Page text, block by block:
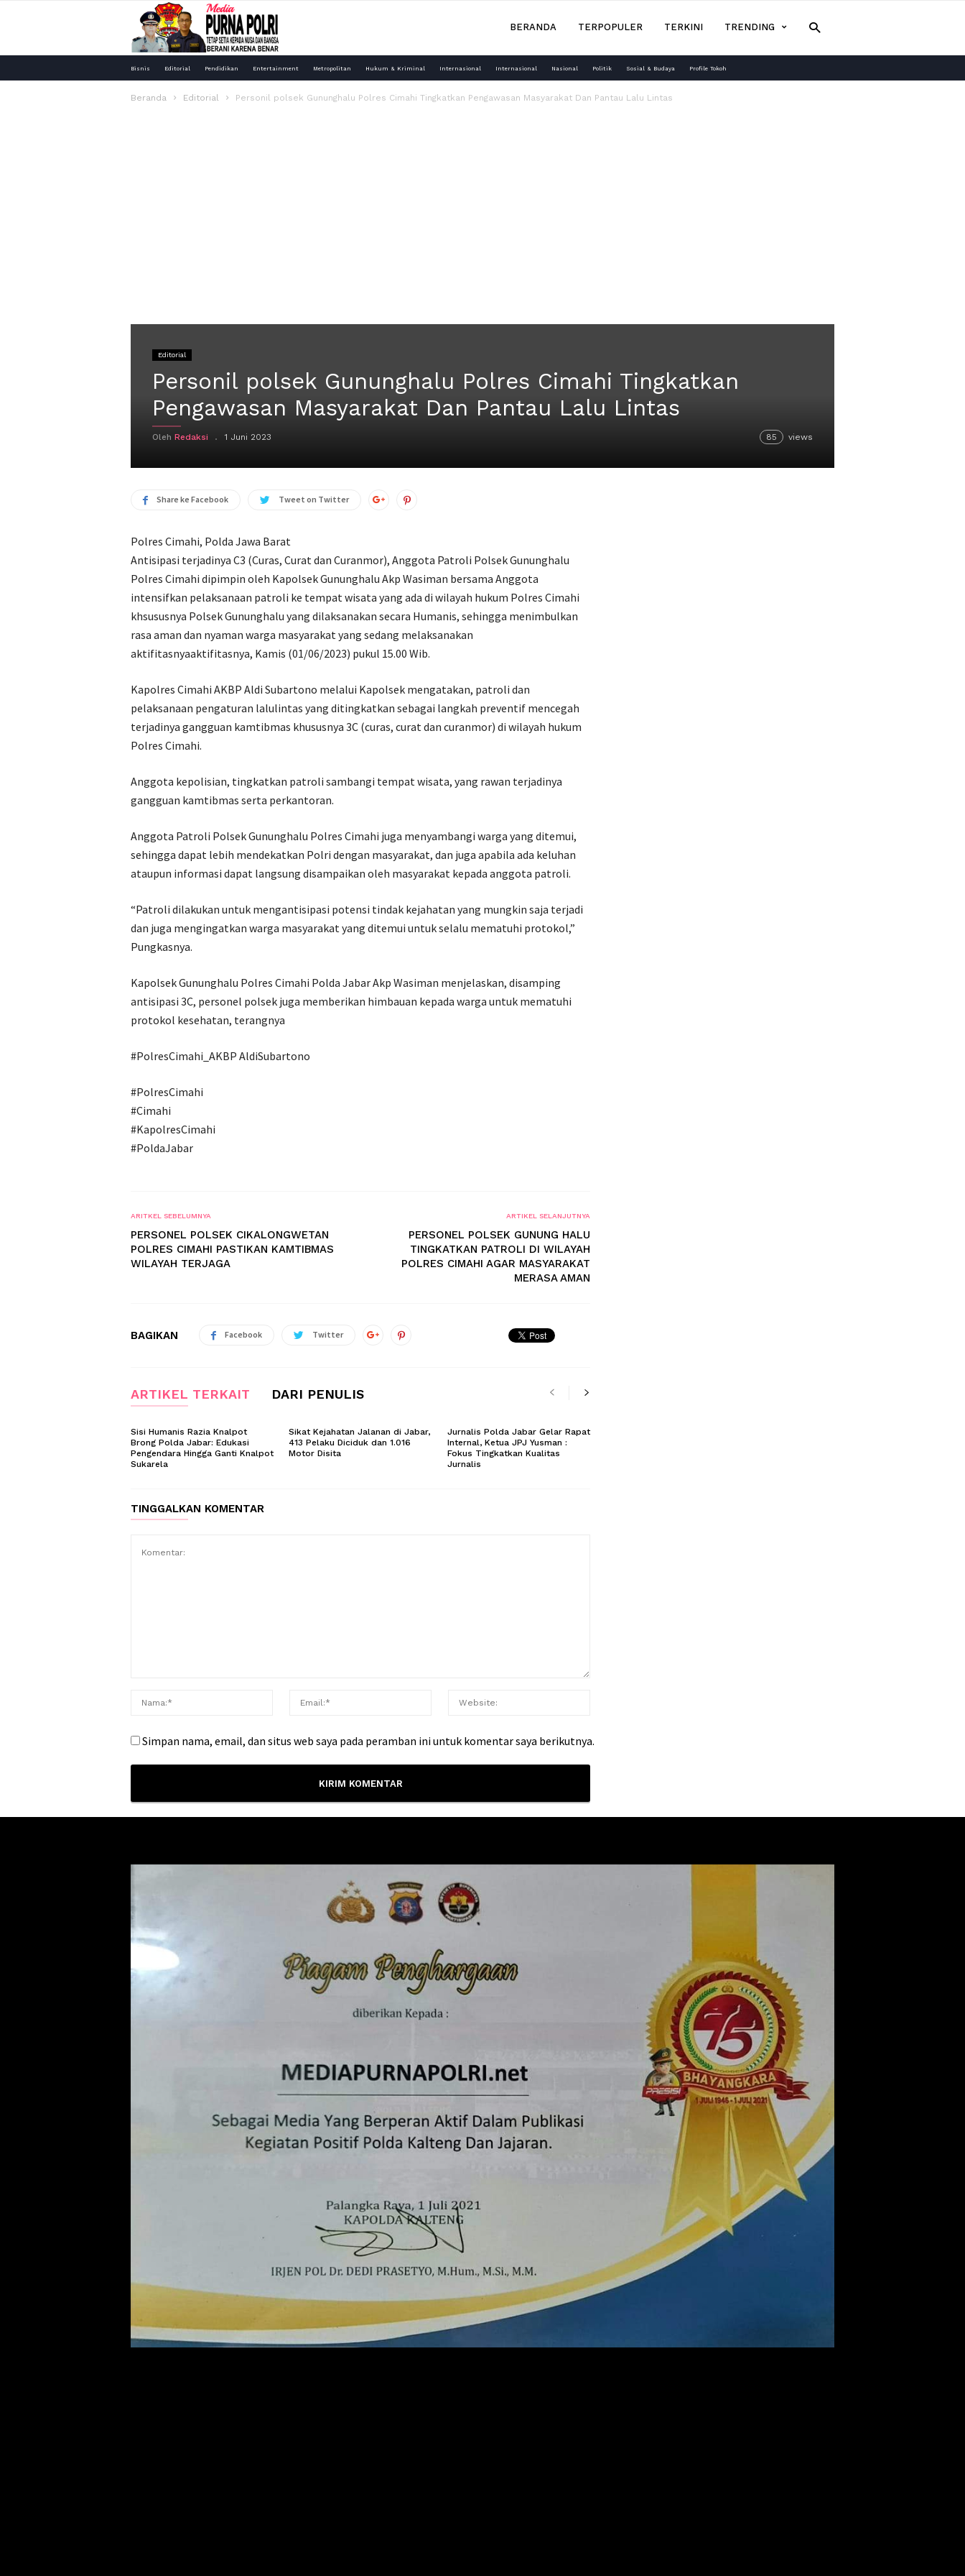
Purna
BERANDA TERPOPULER TERKINI TRENDING
Bisnis Editorial Pendidikan Entertainment Metropolitan Hukum & Kriminal Internasional Internasional Nasional Politik Sosial & Budaya Profile Tokoh
Beranda Editorial Personil polsek Gununghalu Polres Cimahi Tingkatkan Pengawasan Masyarakat Dan Pantau Lalu Lintas
Editorial
Personil polsek Gununghalu Polres Cimahi Tingkatkan
Pengawasan Masyarakat Dan Pantau Lalu Lintas
Oleh Redaksi 1 Juni 2023 85 views
Share ke Facebook Tweet on Twitter
Polres Cimahi, Polda Jawa Barat
Antisipasi terjadinya C3 (Curas, Curat dan Curanmor), Anggota Patroli Polsek Gununghalu
Polres Cimahi dipimpin oleh Kapolsek Gununghalu Akp Wasiman bersama Anggota
intensifkan pelaksanaan patroli ke tempat wisata yang ada di wilayah hukum Polres Cimahi
khsususnya Polsek Gununghalu yang dilaksanakan secara Humanis, sehingga menimbulkan
rasa aman dan nyaman warga masyarakat yang sedang melaksanakan
aktifitasnyaaktifitasnya, Kamis (01/06/2023) pukul 15.00 Wib.
Kapolres Cimahi AKBP Aldi Subartono melalui Kapolsek mengatakan, patroli dan
pelaksanaan pengaturan lalulintas yang ditingkatkan sebagai langkah preventif mencegah
terjadinya gangguan kamtibmas khususnya 3C (curas, curat dan curanmor) di wilayah hukum
Polres Cimahi.
Anggota kepolisian, tingkatkan patroli sambangi tempat wisata, yang rawan terjadinya
gangguan kamtibmas serta perkantoran.
Anggota Patroli Polsek Gununghalu Polres Cimahi juga menyambangi warga yang ditemui,
sehingga dapat lebih mendekatkan Polri dengan masyarakat, dan juga apabila ada keluhan
ataupun informasi dapat langsung disampaikan oleh masyarakat kepada anggota patroli.
“Patroli dilakukan untuk mengantisipasi potensi tindak kejahatan yang mungkin saja terjadi
dan juga mengingatkan warga masyarakat yang ditemui untuk selalu mematuhi protokol,”
Pungkasnya.
Kapolsek Gununghalu Polres Cimahi Polda Jabar Akp Wasiman menjelaskan, disamping
antisipasi 3C, personel polsek juga memberikan himbauan kepada warga untuk mematuhi
protokol kesehatan, terangnya
#PolresCimahi_AKBP AldiSubartono
#PolresCimahi
#Cimahi
#KapolresCimahi
#PoldaJabar
ARITKEL SEBELUMNYA
PERSONEL POLSEK CIKALONGWETAN
POLRES CIMAHI PASTIKAN KAMTIBMAS
WILAYAH TERJAGA
ARTIKEL SELANJUTNYA
PERSONEL POLSEK GUNUNG HALU
TINGKATKAN PATROLI DI WILAYAH
POLRES CIMAHI AGAR MASYARAKAT
MERASA AMAN
BAGIKAN Facebook Twitter
ARTIKEL TERKAIT DARI PENULIS
Sisi Humanis Razia Knalpot
Brong Polda Jabar: Edukasi
Pengendara Hingga Ganti Knalpot
Sukarela
Sikat Kejahatan Jalanan di Jabar,
413 Pelaku Diciduk dan 1.016
Motor Disita
Jurnalis Polda Jabar Gelar Rapat
Internal, Ketua JPJ Yusman :
Fokus Tingkatkan Kualitas
Jurnalis
TINGGALKAN KOMENTAR
Simpan nama, email, dan situs web saya pada peramban ini untuk komentar saya berikutnya.